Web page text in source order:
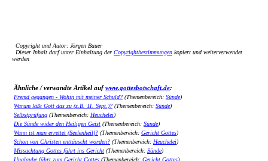
Copyright und Autor: Jörgen Bauer
Dieser Inhalt darf unter Einhaltung der Copyrightbestimmungen kopiert und weiterverwendet
werden
Ähnliche / verwandte Artikel aufwww.gottesbotschaft.de:
Fremd gegangen - Wohin mit meiner Schuld? (Themenbereich: Sünde)
Warum läßt Gott das zu (z.B. 11. Sept.)? (Themenbereich: Sünde)
Selbstprüfung (Themenbereich: Heuchelei)
Die Sünde wider den Heiligen Geist (Themenbereich: Sünde)
Wann ist man errettet (Seelenheil)? (Themenbereich: Gericht Gottes)
Schon von Christen enttäuscht worden? (Themenbereich: Heuchelei)
Missachtung Gottes führt ins Gericht (Themenbereich: Sünde)
Unglaube führt zum Gericht Gottes (Themenbereich: Gericht Gottes)